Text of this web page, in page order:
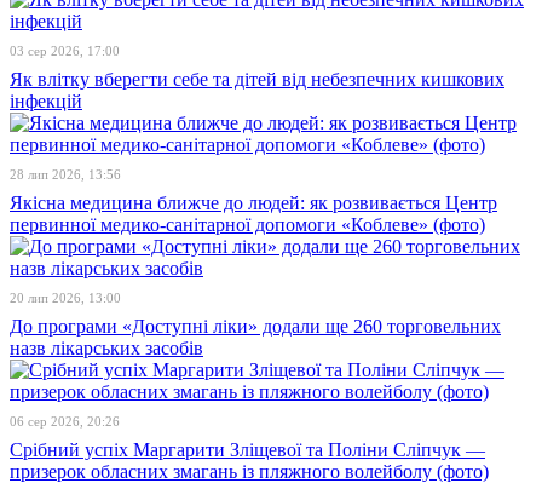
03 сер 2026, 17:00
Як влітку вберегти себе та дітей від небезпечних кишкових
інфекцій
28 лип 2026, 13:56
Якісна медицина ближче до людей: як розвивається Центр
первинної медико-санітарної допомоги «Коблеве» (фото)
20 лип 2026, 13:00
До програми «Доступні ліки» додали ще 260 торговельних
назв лікарських засобів
06 сер 2026, 20:26
Срібний успіх Маргарити Зліщевої та Поліни Сліпчук —
призерок обласних змагань із пляжного волейболу (фото)